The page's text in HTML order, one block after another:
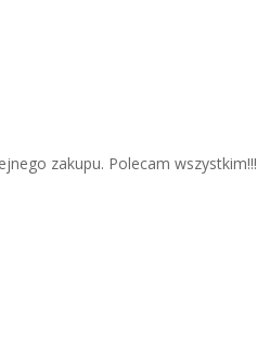
zakupu. Polecam wszystkim!!!